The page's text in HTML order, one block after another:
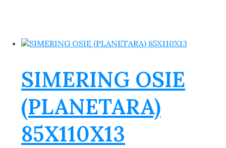
SIMERING OSIE
(PLANETARA)
85X110X13